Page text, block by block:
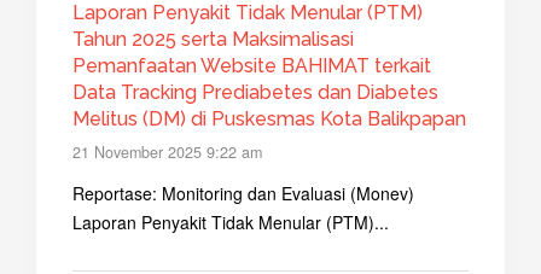
Laporan Penyakit Tidak Menular (PTM)
Tahun 2025 serta Maksimalisasi
Pemanfaatan Website BAHIMAT terkait
Data Tracking Prediabetes dan Diabetes
Melitus (DM) di Puskesmas Kota Balikpapan
21 November 2025 9:22 am
Reportase: Monitoring dan Evaluasi (Monev)
Laporan Penyakit Tidak Menular (PTM)...